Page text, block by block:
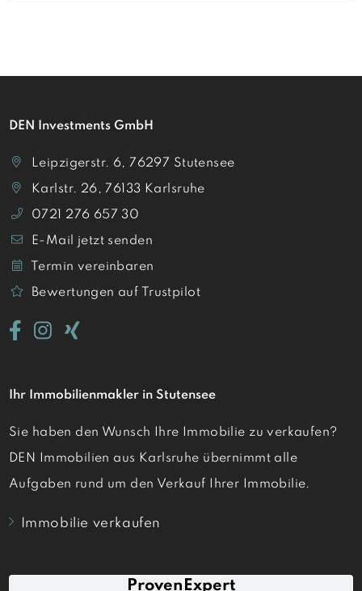
DEN Investments GmbH
Leipzigerstr. 6, 76297 Stutensee
Karlstr. 26, 76133 Karlsruhe
0721 276 657 30
E-Mail jetzt senden
Termin vereinbaren
Bewertungen auf Trustpilot
Ihr Immobilienmakler in Stutensee
Sie haben den Wunsch Ihre Immobilie zu verkaufen?
DEN Immobilien aus Karlsruhe übernimmt alle
Aufgaben rund um den Verkauf Ihrer Immobilie.
Immobilie verkaufen